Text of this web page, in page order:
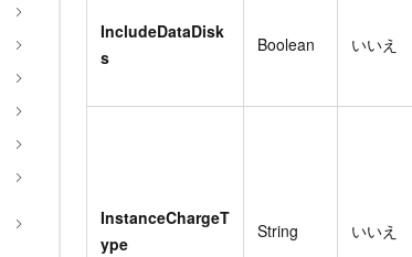
IncludeDataDisk
s
Boolean いいえ
InstanceChargeT
ype
String いいえ